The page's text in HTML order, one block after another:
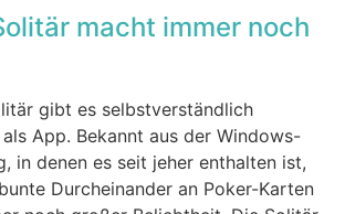
macht immer noch
gibt es selbstverständlich
App. Bekannt aus der Windows-
in denen es seit jeher enthalten ist,
Durcheinander an Poker-Karten